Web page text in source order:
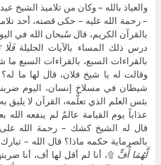
والعياذ بالله – وكان من تلاميذ
– رحمة الله عليه – حكى قصته، أحد
بالقرآن الكريم، قال سُبحان الله في
درس ذلك المساء بالآيات الجليلة
بالقراءات السبع، بالقراءات السبع
وقالت له يا شيخ فلان، قال لها ما
شيطان في مسلاخ إنسان، اليوم
بئس العلم الذي تعلَّمه، القرآن لا
عذاباً يوم القيامة عالمٌ لم ينفعه الله
قال له الشيخ كشك – رحمة الله على
بالصرماية حكمه ماذا؟ قال الله –
لَّهُمَا أُفٍّ ۩، أنا لم أقل لها أف، أنا